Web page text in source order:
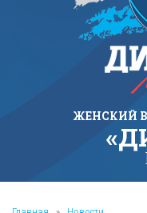
ЖЕНСКИЙ